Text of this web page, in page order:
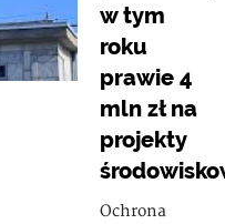
w tym
roku
prawie 4
mln zł na
projekty
Ochrona